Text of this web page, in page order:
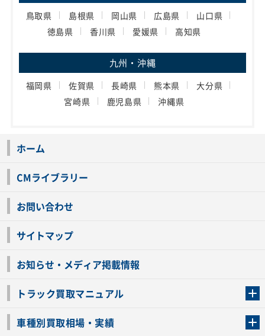
鳥取県 島根県 岡山県 広島県
山口県
徳島県
香川県 愛媛県 高知県
九州・沖縄
福岡県 佐賀県 長崎県 熊本県
大分県
宮崎県
鹿児島県 沖縄県
ホーム
CMライブラリー
お問い合わせ
サイトマップ
お知らせ・メディア掲載情報
トラック買取マニュアル
車種別買取相場・実績